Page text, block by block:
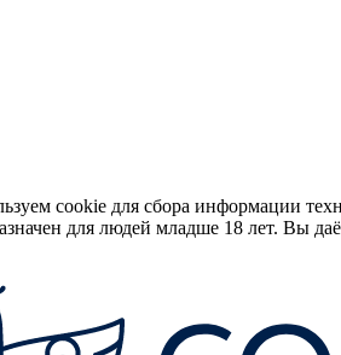
cookie для сбора информации
для людей младше 18 лет. Вы